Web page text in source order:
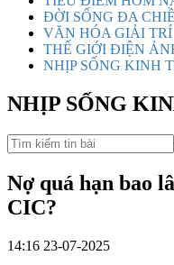
ĐỜI SỐNG ĐA
VĂN HÓA GIẢI TRÍ
THẾ GIỚI ĐIỆN
NHỊP SỐNG KINH
NHỊP SỐNG
Nợ quá hạn bao
CIC?
14:16 23-07-2025